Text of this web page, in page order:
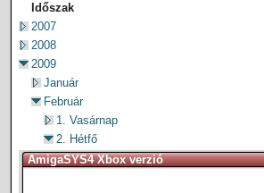
Időszak
2007
2008
2009
Január
Február
1. Vasárnap
2. Hétfő
AmigaSYS4 Xbox verzió